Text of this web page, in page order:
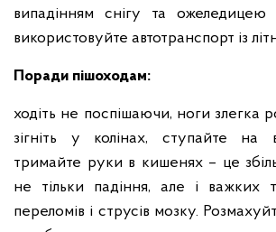
випадінням снігу та
використовуйте автотранспорт із
Поради пішоходам:
ходіть не поспішаючи, ноги злегка
зігніть у колінах, ступайте на
тримайте руки в кишенях – це
не тільки падіння, але і важких
переломів і струсів мозку.